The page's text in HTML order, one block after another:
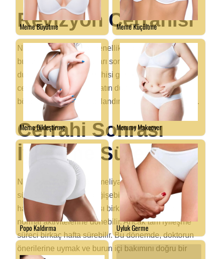
Revizyon Cerrahisi
Nazal valv yetmezliği genellikle daha önce yapılan
burun estetiği ameliyatları sonrası görülebilir. Bu tür
durumlar, revizyon cerrahisi gerektirebilir. Revizyon
cerrahisi, önceki ameliyatın düzeltilmesi ve valv
bölgesinin yeniden yapılandırılması amacıyla yapılır.
Cerrahi Sonrası
İyileşme Süreci
Nazal valv yetmezliği ameliyatı sonrası iyileşme
süreci kişiden kişiye değişebilir. Genel olarak,
hastalar ameliyat sonrası birkaç gün içerisinde
normal aktivitelerine dönebilir. Ancak tam iyileşme
süreci birkaç hafta sürebilir. Bu dönemde, doktorun
önerilerine uymak ve burun içi bakımını doğru bir